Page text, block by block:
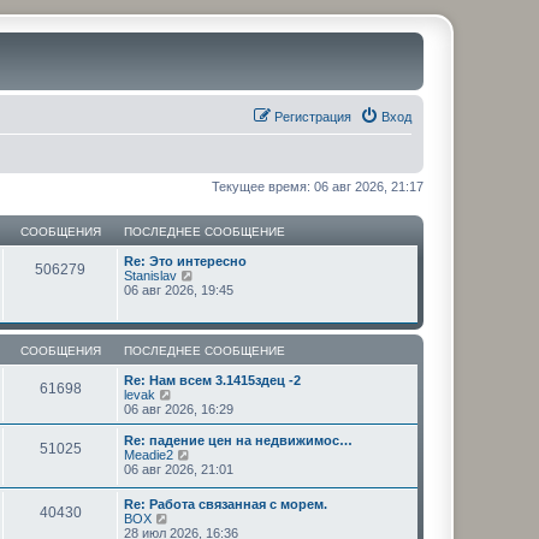
Вход
Регистрация
Текущее время: 06 авг 2026, 21:17
СООБЩЕНИЯ ПОСЛЕДНЕЕ СООБЩЕНИЕ
506279
Re: Это интересно
Stanislav
й
т
к
п
с
е
н
е
м
с
06 авг 2026, 19:45
СООБЩЕНИЯ ПОСЛЕДНЕЕ СООБЩЕНИЕ
61698
Re: Нам всем 3.1415здец -2
levak
е
р
е
й
т
п
06 авг 2026, 16:29
51025
Re: падение цен на недвижимос…
Meadie2
е
й
т
06 авг 2026, 21:01
40430
Re: Работа связанная с морем.
BOX
е
28 июл 2026, 16:36